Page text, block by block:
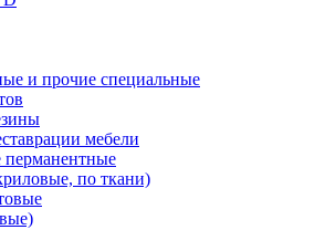
и прочие специальные
мебели
по ткани)